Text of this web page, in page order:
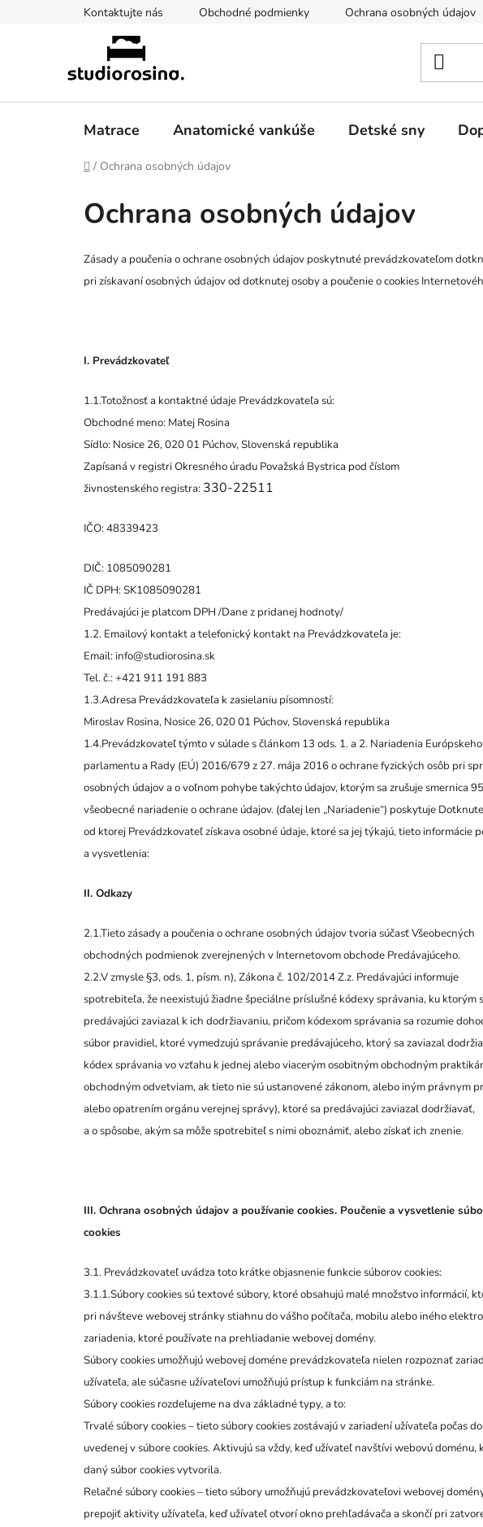
Kontaktujte nás Obchodné podmienky Ochrana osobných údajov
Matrace Anatomické vankúše Detské sny
Domov
/ Ochrana osobných údajov
Ochrana osobných údajov
Zásady a poučenia o ochrane osobných údajov poskytnuté prevádzkovateľom
pri získavaní osobných údajov od dotknutej osoby a poučenie o cookies
I. Prevádzkovateľ
1.1.Totožnosť a kontaktné údaje Prevádzkovateľa sú:
Obchodné meno: Matej Rosina
Sídlo: Nosice 26, 020 01 Púchov, Slovenská republika
Zapísaná v registri Okresného úradu Považská Bystrica pod číslom
živnostenského registra: 330-22511
IČO:48339423
DIČ: 1085090281
IČ DPH: SK1085090281
Predávajúci je platcom DPH /Dane z pridanej hodnoty/
1.2. Emailový kontakt a telefonický kontakt na Prevádzkovateľa je:
Email: info@studiorosina.sk
Tel. č.: +421 911 191 883
1.3.Adresa Prevádzkovateľa k zasielaniu písomností:
Miroslav Rosina, Nosice 26, 020 01 Púchov, Slovenská republika
1.4.Prevádzkovateľ týmto v súlade s článkom 13 ods. 1. a 2. Nariadenia Európskeho
parlamentu a Rady (EÚ) 2016/679 z 27. mája 2016 o ochrane fyzických osôb pri
osobných údajov a o voľnom pohybe takýchto údajov, ktorým sa zrušuje smernica
všeobecné nariadenie o ochrane údajov. (ďalej len „Nariadenie“) poskytuje
od ktorej Prevádzkovateľ získava osobné údaje, ktoré sa jej týkajú, tieto informácie
a vysvetlenia:
II. Odkazy
2.1.Tieto zásady a poučenia o ochrane osobných údajov tvoria súčasť Všeobecných
obchodných podmienok zverejnených v Internetovom obchode Predávajúceho.
2.2.V zmysle §3, ods. 1, písm. n), Zákona č. 102/2014 Z.z. Predávajúci informuje
spotrebiteľa, že neexistujú žiadne špeciálne príslušné kódexy správania, ku ktorým
predávajúci zaviazal k ich dodržiavaniu, pričom kódexom správania sa rozumie
súbor pravidiel, ktoré vymedzujú správanie predávajúceho, ktorý sa zaviazal
kódex správania vo vzťahu k jednej alebo viacerým osobitným obchodným
obchodným odvetviam, ak tieto nie sú ustanovené zákonom, alebo iným právnym
alebo opatrením orgánu verejnej správy), ktoré sa predávajúci zaviazal dodržiavať,
a ospôsobe, akým sa môže spotrebiteľ s nimi oboznámiť, alebo získať ich znenie.
III. Ochrana osobných údajov a používanie cookies. Poučenie a vysvetlenie
cookies
3.1. Prevádzkovateľ uvádza toto krátke objasnenie funkcie súborov cookies:
3.1.1.Súbory cookies sú textové súbory, ktoré obsahujú malé množstvo informácií,
pri návšteve webovej stránky stiahnu do vášho počítača, mobilu alebo iného
zariadenia, ktoré používate na prehliadanie webovej domény.
Súbory cookies umožňujú webovej doméne prevádzkovateľa nielen rozpoznať
užívateľa, ale súčasne užívateľovi umožňujú prístup k funkciám na stránke.
Súbory cookies rozdeľujeme na dva základné typy, a to:
Trvalé súbory cookies – tieto súbory cookies zostávajú v zariadení užívateľa počas
uvedenej v súbore cookies. Aktivujú sa vždy, keď užívateľ navštívi webovú doménu,
daný súbor cookies vytvorila.
Relačné súbory cookies – tieto súbory umožňujú prevádzkovateľovi webovej
prepojiť aktivity užívateľa, keď užívateľ otvorí okno prehľadávača a skončí pri